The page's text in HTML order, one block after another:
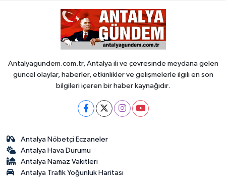
Antalyagundem.com.tr, Antalya ili ve çevresinde meydana gelen
güncel olaylar, haberler, etkinlikler ve gelişmelerle ilgili en son
bilgileri içeren bir haber kaynağıdır.
Antalya Nöbetçi Eczaneler
Antalya Hava Durumu
Antalya Namaz Vakitleri
Antalya Trafik Yoğunluk Haritası